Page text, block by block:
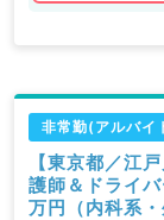
非常勤(アルバイ
【東京都／江
護師＆ドライ
万円（内科系・